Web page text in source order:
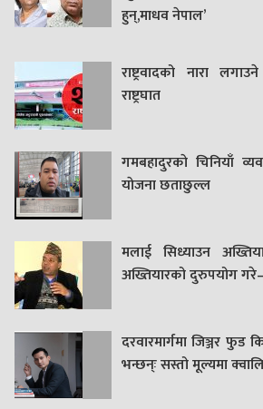
हुन्,माधव नेपाल’
राष्ट्रवादको नारा
राष्ट्रघात
गमबहादुरकाे चिनियाँ
याेजना छताछुल्ल
मलाई सिध्याउन
अख्तियारको दुरुपयोग गरे–
दरवारमार्गमा जिञ्जर फुड
भन्छन्ः सस्तो मूल्यमा